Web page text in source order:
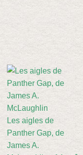
Les aigles de
Panther Gap, de
James A.